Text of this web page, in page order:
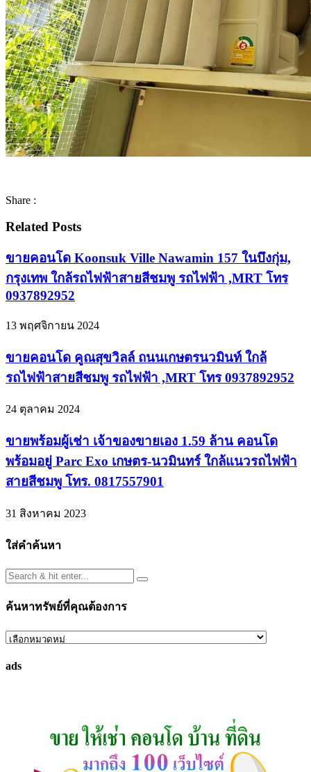
Share :
Related Posts
ขายคอนโด Koonsuk Ville Nawamin 157 ในบึงกุ่ม,
กรุงเทพ ใกล้รถไฟฟ้าสายสีชมพู รถไฟฟ้า ,MRT โทร
0937892952
13 พฤศจิกายน 2024
ขายคอนโด คูณสุขวิลล์ ถนนเกษตรนวมินท์ ใกล้
รถไฟฟ้าสายสีชมพู รถไฟฟ้า ,MRT โทร 0937892952
24 ตุลาคม 2024
ขายพร้อมผู้เช่า เจ้าของขายเอง 1.59 ล้าน คอนโด
พร้อมอยู่ Parc Exo เกษตร-นวมินทร์ ใกล้แนวรถไฟฟ้า
สายสีชมพู โทร. 0817557901
31 สิงหาคม 2023
ใส่คำค้นหา
ค้นหาทรัพย์ที่คุณต้องการ
ค้นหา
ที่
ads